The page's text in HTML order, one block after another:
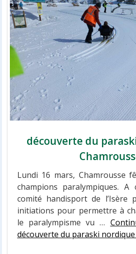
découverte du
Lundi 16 mars, Chamrousse
champions paralympiques. A
comité handisport de l’Isère
initiations pour permettre à
le paralympisme vu …
découverte du paraski